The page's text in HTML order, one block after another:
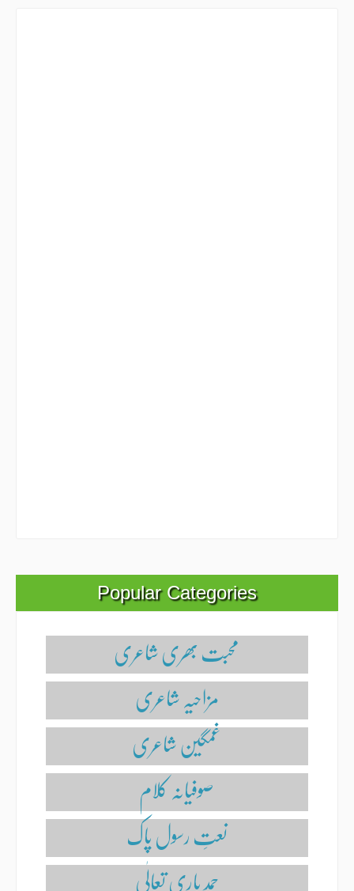
Popular Categories
محبت بھری شاعری
مزاحیہ شاعری
غمگین شاعری
صوفیانہ کلام
نعتِ رسول پاک